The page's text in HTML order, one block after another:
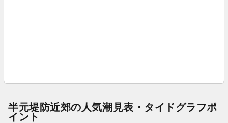
半元堤防近郊の人気潮見表・タイドグラフポ
イント